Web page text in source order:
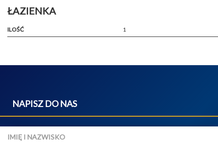
ŁAZIENKA
ILOŚĆ 1
NAPISZ DO NAS